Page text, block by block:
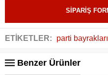
ETİKETLER: parti bayrakları
Benzer Ürünler